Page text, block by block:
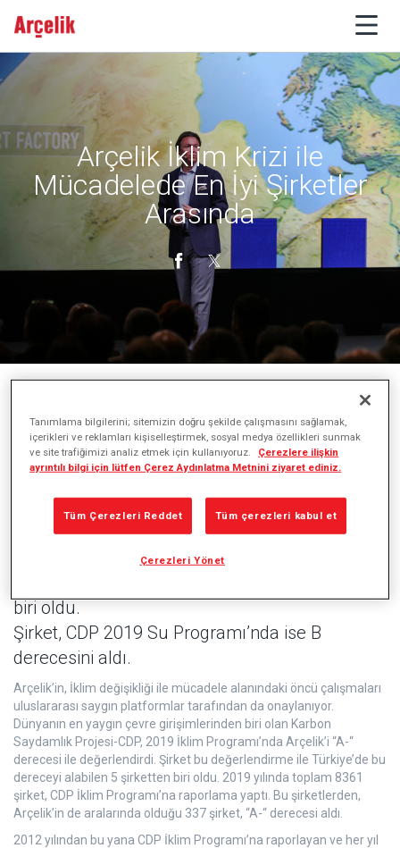
Arçelik İklim Krizi ile
Mücadelede En İyi Şirketler
Arasında
Arçelik, iklim değişikliğiyle mücadele alanındaki
girişimlerinden biri olan Karbon Saydamlık
Projesi’nin (Carbon Disclosure Project-CDP)
2019 İklim Programı’nda A- derecesi alarak
biri oldu.
Şirket, CDP 2019 Su Programı’nda ise B
derecesini aldı.
Arçelik’in, İklim değişikliği ile mücadele alanındaki öncü çalışmaları
uluslararası saygın platformlar tarafından da onaylanıyor.
Dünyanın en yaygın çevre girişimlerinden biri olan Karbon
Saydamlık Projesi-CDP, 2019 İklim Programı’nda Arçelik’i “A-“
derecesi ile değerlendirdi. Şirket bu değerlendirme ile Türkiye’de bu
dereceyi alabilen 5 şirketten biri oldu. 2019 yılında toplam 8361
şirket, CDP İklim Programı’na raporlama yaptı. Bu şirketlerden,
Arçelik’in de aralarında olduğu 337 şirket, “A-“ derecesi aldı.
2012 yılından bu yana CDP İklim Programı’na raporlayan ve her yıl
Tanımlama bilgilerini; sitemizin doğru şekilde çalışmasını sağlamak,
içerikleri ve reklamları kişiselleştirmek, sosyal medya özellikleri sunmak
ve site trafiğimizi analiz etmek için kullanıyoruz.
Çerezlere ilişkin
ayrıntılı bilgi için lütfen Çerez Aydınlatma Metnini ziyaret ediniz.
Tüm Çerezleri Reddet Tüm çerezleri kabul et
Çerezleri Yönet